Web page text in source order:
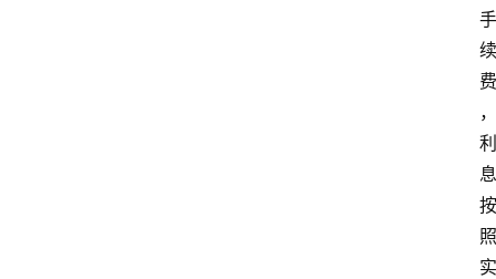
手
续
费
，
利
息
按
照
实